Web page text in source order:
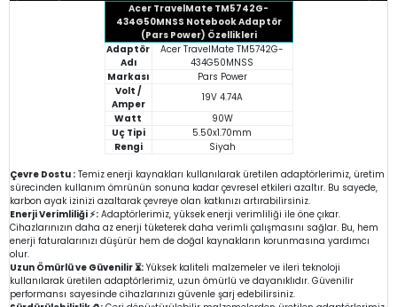
Acer TravelMate TM5742G-
434G50MNSS Notebook Adaptör
(Pars Power) Özellikleri
Adaptör
Adı
Acer TravelMate TM5742G-
434G50MNSS
Markası
Pars Power
Volt /
Amper
19V 4.74A
Watt
90W
Uç Tipi
5.50x1.70mm
Rengi
Siyah
Çevre Dostu : Temiz enerji kaynakları kullanılarak üretilen adaptörlerimiz, üretim
sürecinden kullanım ömrünün sonuna kadar çevresel etkileri azaltır. Bu sayede,
karbon ayak izinizi azaltarak çevreye olan katkınızı artırabilirsiniz.
Enerji Verimliliği ⚡: Adaptörlerimiz, yüksek enerji verimliliği ile öne çıkar.
Cihazlarınızın daha az enerji tüketerek daha verimli çalışmasını sağlar. Bu, hem
enerji faturalarınızı düşürür hem de doğal kaynakların korunmasına yardımcı
olur.
Uzun Ömürlü ve Güvenilir ⏳: Yüksek kaliteli malzemeler ve ileri teknoloji
kullanılarak üretilen adaptörlerimiz, uzun ömürlü ve dayanıklıdır. Güvenilir
performansı sayesinde cihazlarınızı güvenle şarj edebilirsiniz.